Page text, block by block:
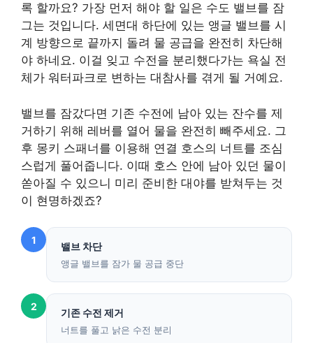
록 할까요? 가장 먼저 해야 할 일은 수도 밸브를 잠
그는 것입니다. 세면대 하단에 있는 앵글 밸브를 시
계 방향으로 끝까지 돌려 물 공급을 완전히 차단해
야 하네요. 이걸 잊고 수전을 분리했다가는 욕실 전
체가 워터파크로 변하는 대참사를 겪게 될 거예요.
밸브를 잠갔다면 기존 수전에 남아 있는 잔수를 제
거하기 위해 레버를 열어 물을 완전히 빼주세요. 그
후 몽키 스패너를 이용해 연결 호스의 너트를 조심
스럽게 풀어줍니다. 이때 호스 안에 남아 있던 물이
쏟아질 수 있으니 미리 준비한 대야를 받쳐두는 것
이 현명하겠죠?
1
밸브 차단
앵글 밸브를 잠가 물 공급 중단
2
기존 수전 제거
너트를 풀고 낡은 수전 분리